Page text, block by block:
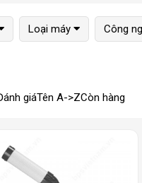
Loại máy Công
giáTên A->ZCòn hàng